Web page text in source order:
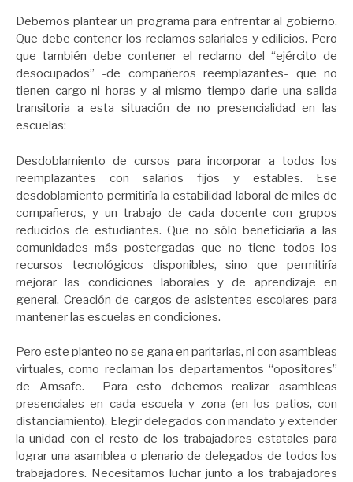
Debemos plantear un programa para enfrentar al gobierno.
Que debe contener los reclamos salariales y edilicios. Pero
que también debe contener el reclamo del “ejército de
desocupados” -de compañeros reemplazantes- que no
tienen cargo ni horas y al mismo tiempo darle una salida
transitoria a esta situación de no presencialidad en las
escuelas:
Desdoblamiento de cursos para incorporar a todos los
reemplazantes con salarios fijos y estables. Ese
desdoblamiento permitiría la estabilidad laboral de miles de
compañeros, y un trabajo de cada docente con grupos
reducidos de estudiantes. Que no sólo beneficiaría a las
comunidades más postergadas que no tiene todos los
recursos tecnológicos disponibles, sino que permitiría
mejorar las condiciones laborales y de aprendizaje en
general. Creación de cargos de asistentes escolares para
mantener las escuelas en condiciones.
Pero este planteo no se gana en paritarias, ni con asambleas
virtuales, como reclaman los departamentos “opositores”
de Amsafe. Para esto debemos realizar asambleas
presenciales en cada escuela y zona (en los patios, con
distanciamiento). Elegir delegados con mandato y extender
la unidad con el resto de los trabajadores estatales para
lograr una asamblea o plenario de delegados de todos los
trabajadores. Necesitamos luchar junto a los trabajadores